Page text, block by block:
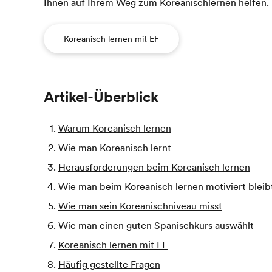
Koreanisch lernen mit EF
Artikel-Überblick
Warum Koreanisch lernen
Wie man Koreanisch lernt
Herausforderungen beim Koreanisch lernen
Wie man beim Koreanisch lernen motiviert
Wie man sein Koreanischniveau misst
Wie man einen guten Spanischkurs auswählt
Koreanisch lernen mit EF
Häufig gestellte Fragen